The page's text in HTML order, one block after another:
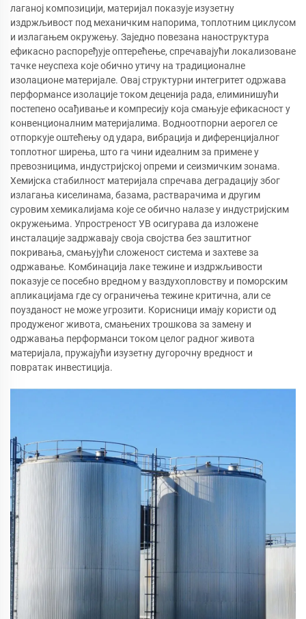
лаганој композицији, материјал показује изузетну
издржљивост под механичким напорима, топлотним циклусом
и излагањем окружењу. Заједно повезана наноструктура
ефикасно распоређује оптерећење, спречавајући локализоване
тачке неуспеха које обично утичу на традиционалне
изолационе материјале. Овај структурни интегритет одржава
перформансе изолације током деценија рада, елиминишући
постепено осађивање и компресију која смањује ефикасност у
конвенционалним материјалима. Водноотпорни аерогел се
отпоркује оштећењу од удара, вибрација и диференцијалног
топлотног ширења, што га чини идеалним за примене у
превозницима, индустријској опреми и сеизмичким зонама.
Хемијска стабилност материјала спречава деградацију због
излагања киселинама, базама, растварачима и другим
суровим хемикалијама које се обично налазе у индустријским
окружењима. Упростреност УВ осигурава да изложене
инсталације задржавају своја својства без заштитног
покривања, смањујући сложеност система и захтеве за
одржавање. Комбинација лаке тежине и издржљивости
показује се посебно вредном у ваздухопловству и поморским
апликацијама где су ограничења тежине критична, али се
поузданост не може угрозити. Корисници имају користи од
продуженог живота, смањених трошкова за замену и
одржавања перформанси током целог радног живота
материјала, пружајући изузетну дугорочну вредност и
повратак инвестиција.